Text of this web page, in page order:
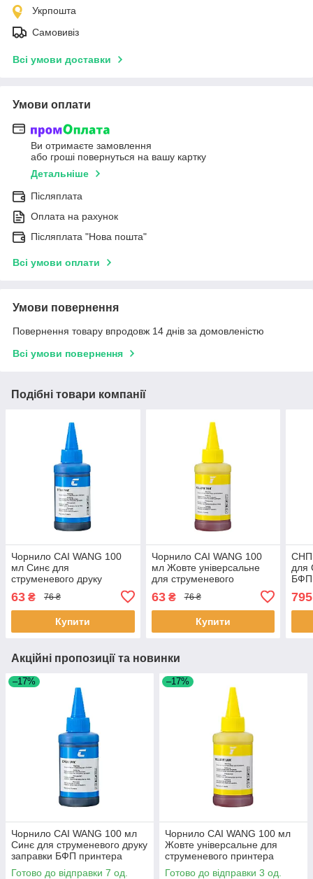
Укрпошта
Самовивіз
Всі умови доставки
Умови оплати
Ви отримаєте замовлення
або гроші повернуться на вашу картку
Детальніше
Післяплата
Оплата на рахунок
Післяплата "Нова пошта"
Всі умови оплати
Умови повернення
Повернення товару впродовж 14 днів за домовленістю
Всі умови повернення
Подібні товари компанії
Чорнило CAI WANG 100
мл Синє для
струменевого друку
заправки БФП принтера
водорозчинні 8 шт.
63 ₴ 76 ₴
Купити
Чорнило CAI WANG 100
мл Жовте універсальне
для струменевого
принтера водорозчинне 4
шт.
63₴ 76 ₴
Купити
для
БФП
795
Акційні пропозиції та новинки
–17%
Чорнило CAI WANG 100 мл
Синє для струменевого друку
заправки БФП принтера
водорозчинні 8 шт.
Готово до відправки 7 од.
–17%
Чорнило CAI WANG 100 мл
Жовте універсальне для
струменевого принтера
водорозчинне 4 шт.
Готово до відправки 3 од.